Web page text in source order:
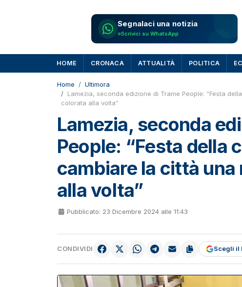
Segnalaci una notizia
Scrivici su WhatsApp
HOME CRONACA ATTUALITÀ POLITICA
Home
Ultimora
Lamezia, seconda edizione di Trame People: “Festa
colorata alla volta”
Lamezia, seconda
People: “Festa della
cambiare la città
alla volta”
Pubblicato: 23 Dicembre 2024 alle 11:43
CONDIVIDI Scegli il